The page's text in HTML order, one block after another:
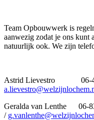
Team Opbouwwerk is
aanwezig zodat je ons kunt
natuurlijk ook. We zijn
Astrid Lievestro 06-
Geralda van Lenthe
06-
/